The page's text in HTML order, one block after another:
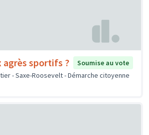
agrès sportifs ?
Soumise au vote
- Saxe-Roosevelt - Démarche citoyenne